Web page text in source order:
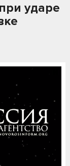
ударе